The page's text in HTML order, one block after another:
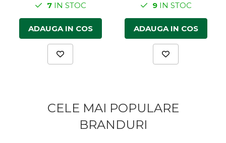
7IN STOC
ADAUGA IN COS
9IN STOC
ADAUGA IN COS
CELE MAI POPULARE
BRANDURI